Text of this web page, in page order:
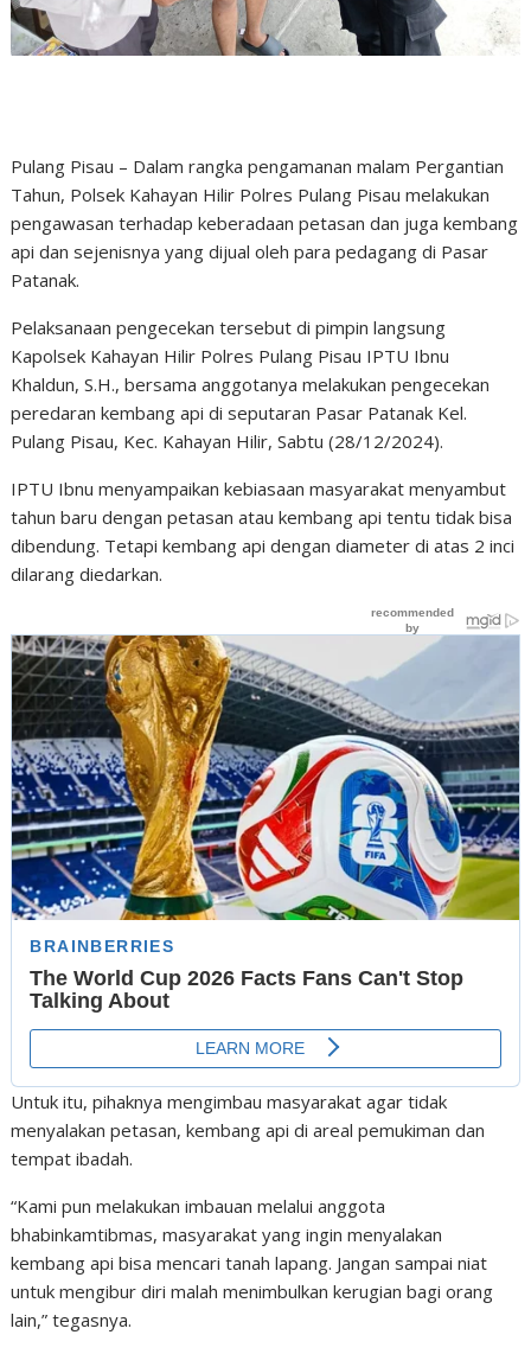
Pulang Pisau – Dalam rangka pengamanan malam Pergantian
Tahun, Polsek Kahayan Hilir Polres Pulang Pisau melakukan
pengawasan terhadap keberadaan petasan dan juga kembang
api dan sejenisnya yang dijual oleh para pedagang di Pasar
Patanak.
Pelaksanaan pengecekan tersebut di pimpin langsung
Kapolsek Kahayan Hilir Polres Pulang Pisau IPTU Ibnu
Khaldun, S.H., bersama anggotanya melakukan pengecekan
peredaran kembang api di seputaran Pasar Patanak Kel.
Pulang Pisau, Kec. Kahayan Hilir, Sabtu (28/12/2024).
IPTU Ibnu menyampaikan kebiasaan masyarakat menyambut
tahun baru dengan petasan atau kembang api tentu tidak bisa
dibendung. Tetapi kembang api dengan diameter di atas 2 inci
dilarang diedarkan.
Untuk itu, pihaknya mengimbau masyarakat agar tidak
menyalakan petasan, kembang api di areal pemukiman dan
tempat ibadah.
“Kami pun melakukan imbauan melalui anggota
bhabinkamtibmas, masyarakat yang ingin menyalakan
kembang api bisa mencari tanah lapang. Jangan sampai niat
untuk mengibur diri malah menimbulkan kerugian bagi orang
lain,” tegasnya.